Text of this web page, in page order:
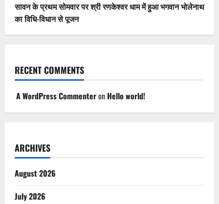
सावन के प्रथम सोमवार पर श्री रणकेश्वर धाम में हुआ भगवान भोलेनाथ
का विधि-विधान से पूजन
RECENT COMMENTS
A WordPress Commenteron Hello world!
ARCHIVES
August 2026
July 2026